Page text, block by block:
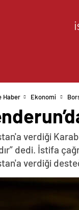
Haber Ekonomi
verdiği
dedi. İstifa
verdiği